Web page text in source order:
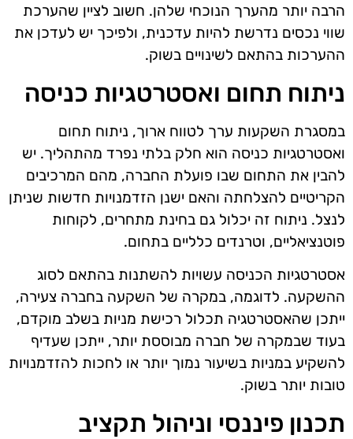
הרבה יותר מהערך הנוכחי שלהן. חשוב לציין שהערכת
שווי נכסים נדרשת להיות עדכנית, ולפיכך יש לעדכן את
ההערכות בהתאם לשינויים בשוק.
ניתוח תחום ואסטרטגיות כניסה
במסגרת השקעות ערך לטווח ארוך, ניתוח תחום
ואסטרטגיות כניסה הוא חלק בלתי נפרד מהתהליך. יש
להבין את התחום שבו פועלת החברה, מהם המרכיבים
הקריטיים להצלחתה והאם ישנן הזדמנויות חדשות שניתן
לנצל. ניתוח זה יכלול גם בחינת מתחרים, לקוחות
פוטנציאליים, וטרנדים כלליים בתחום.
אסטרטגיות הכניסה עשויות להשתנות בהתאם לסוג
ההשקעה. לדוגמה, במקרה של השקעה בחברה צעירה,
ייתכן שהאסטרטגיה תכלול רכישת מניות בשלב מוקדם,
בעוד שבמקרה של חברה מבוססת יותר, ייתכן שעדיף
להשקיע במניות בשיעור נמוך יותר או לחכות להזדמנויות
טובות יותר בשוק.
תכנון פיננסי וניהול תקציב